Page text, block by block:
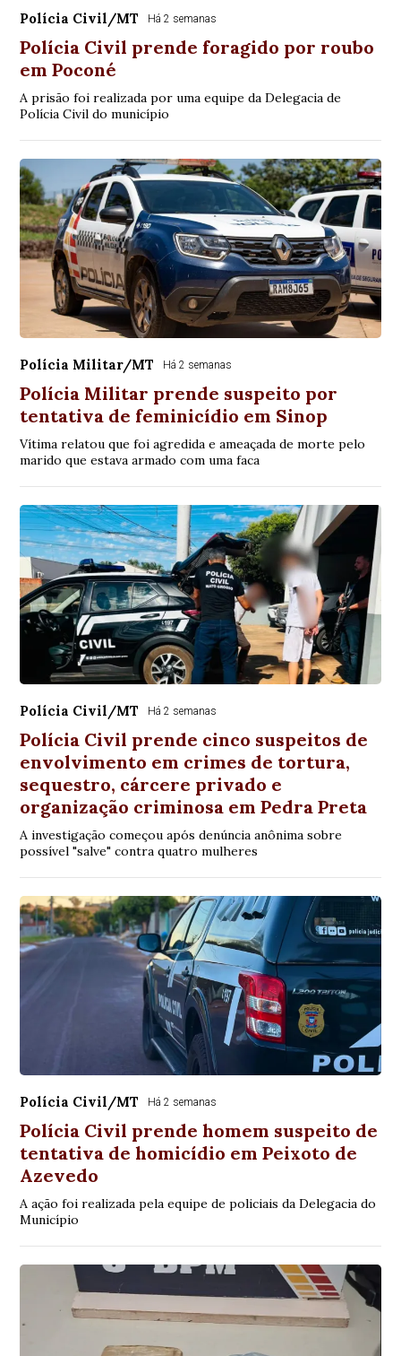
Polícia Civil/MT Há 2 semanas
Polícia Civil prende foragido por roubo
em Poconé
A prisão foi realizada por uma equipe da Delegacia de
Polícia Civil do município
Polícia Militar/MT Há 2 semanas
Polícia Militar prende suspeito por
tentativa de feminicídio em Sinop
Vítima relatou que foi agredida e ameaçada de morte pelo
marido que estava armado com uma faca
Polícia Civil/MT Há 2 semanas
Polícia Civil prende cinco suspeitos de
envolvimento em crimes de tortura,
sequestro, cárcere privado e
organização criminosa em Pedra Preta
A investigação começou após denúncia anônima sobre
possível "salve" contra quatro mulheres
Polícia Civil/MT Há 2 semanas
Polícia Civil prende homem suspeito de
tentativa de homicídio em Peixoto de
Azevedo
A ação foi realizada pela equipe de policiais da Delegacia do
Município